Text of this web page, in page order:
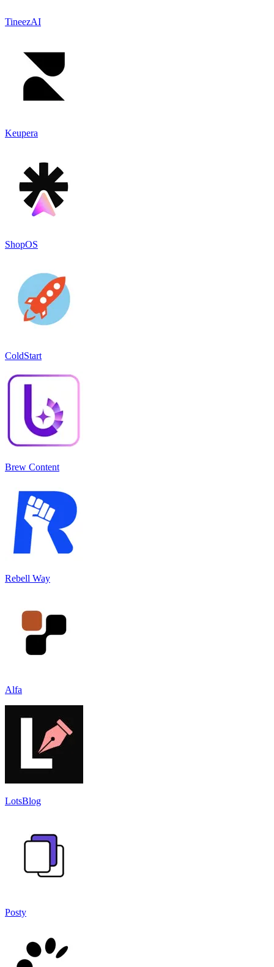
TineezAI
Keupera
ShopOS
ColdStart
Brew Content
Rebell Way
Alfa
LotsBlog
Posty